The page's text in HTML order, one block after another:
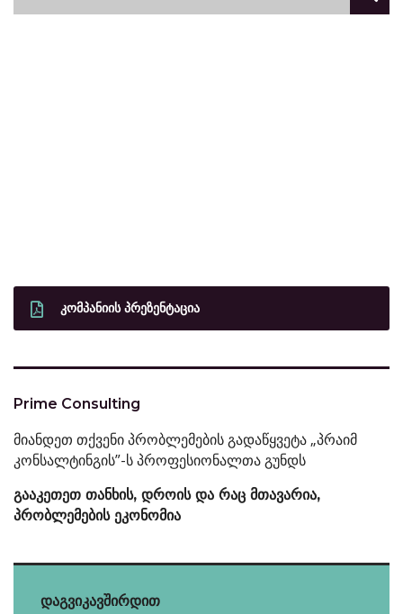
ᲙᲝᲛᲞᲐᲜᲘᲘᲡ ᲞᲠᲔᲖᲔᲜᲢᲐᲪᲘᲐ
Prime Consulting
მიანდეთ თქვენი პრობლემების გადაწყვეტა „პრაიმ
კონსალტინგის”-ს პროფესიონალთა გუნდს
გააკეთეთ თანხის, დროის და რაც მთავარია,
პრობლემების ეკონომია
დაგვიკავშირდით